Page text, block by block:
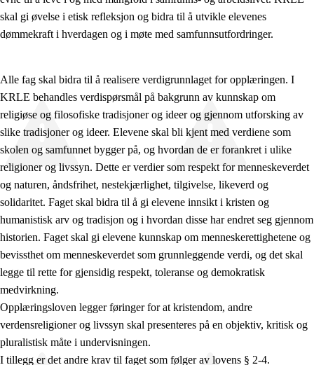
Kjerneelementer
Tverrfaglige temaer
skal gi øvelse i etisk refleksjon og bidra til å utvikle elevenes
dømmekraft i hverdagen og i møte med samfunnsutfordringer.
Alle fag skal bidra til å realisere verdigrunnlaget for opplæringen. I
KRLE behandles verdispørsmål på bakgrunn av kunnskap om
religiøse og filosofiske tradisjoner og ideer og gjennom utforsking av
slike tradisjoner og ideer. Elevene skal bli kjent med verdiene som
skolen og samfunnet bygger på, og hvordan de er forankret i ulike
religioner og livssyn. Dette er verdier som respekt for menneskeverdet
og naturen, åndsfrihet, nestekjærlighet, tilgivelse, likeverd og
solidaritet. Faget skal bidra til å gi elevene innsikt i kristen og
humanistisk arv og tradisjon og i hvordan disse har endret seg gjennom
historien. Faget skal gi elevene kunnskap om menneskerettighetene og
bevissthet om menneskeverdet som grunnleggende verdi, og det skal
legge til rette for gjensidig respekt, toleranse og demokratisk
medvirkning.
Opplæringsloven legger føringer for at kristendom, andre
verdensreligioner og livssyn skal presenteres på en objektiv, kritisk og
pluralistisk måte i undervisningen.
I tillegg er det andre krav til faget som følger av lovens § 2-4.